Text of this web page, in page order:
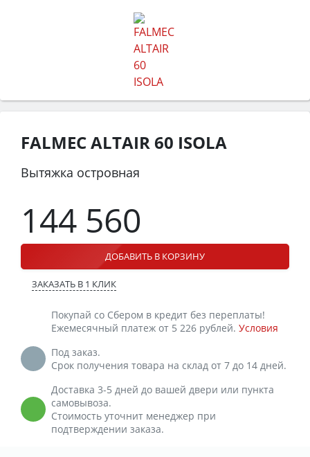
FALMEC ALTAIR 60 ISOLA
Вытяжка островная
144 560
ДОБАВИТЬ В КОРЗИНУ
ЗАКАЗАТЬ В 1 КЛИК
Покупай со Сбером в кредит без переплаты!
Ежемесячный платеж от 5 226 рублей. Условия
Под заказ.
Срок получения товара на склад от 7 до 14 дней.
Доставка 3-5 дней до вашей двери или пункта
самовывоза.
Стоимость уточнит менеджер при
подтверждении заказа.